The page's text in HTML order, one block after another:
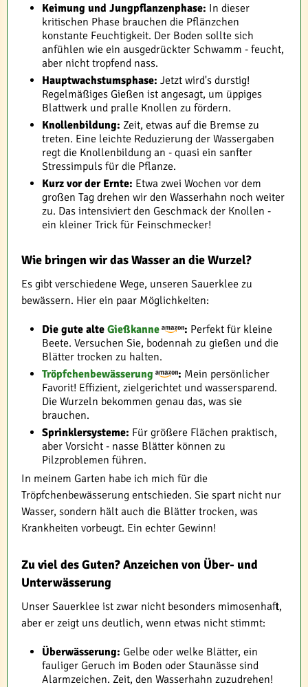
Keimung und Jungpflanzenphase: In dieser
kritischen Phase brauchen die Pflänzchen
konstante Feuchtigkeit. Der Boden sollte sich
anfühlen wie ein ausgedrückter Schwamm - feucht,
aber nicht tropfend nass.
Hauptwachstumsphase: Jetzt wird's durstig!
Regelmäßiges Gießen ist angesagt, um üppiges
Blattwerk und pralle Knollen zu fördern.
Knollenbildung: Zeit, etwas auf die Bremse zu
treten. Eine leichte Reduzierung der Wassergaben
regt die Knollenbildung an - quasi ein sanfter
Stressimpuls für die Pflanze.
Kurz vor der Ernte: Etwa zwei Wochen vor dem
großen Tag drehen wir den Wasserhahn noch weiter
zu. Das intensiviert den Geschmack der Knollen -
ein kleiner Trick für Feinschmecker!
Wie bringen wir das Wasser an die Wurzel?
Es gibt verschiedene Wege, unseren Sauerklee zu
bewässern. Hier ein paar Möglichkeiten:
Die gute alte Gießkanne : Perfekt für kleine
Beete. Versuchen Sie, bodennah zu gießen und die
Blätter trocken zu halten.
Tröpfchenbewässerung
: Mein persönlicher
Favorit! Effizient, zielgerichtet und wassersparend.
Die Wurzeln bekommen genau das, was sie
brauchen.
Sprinklersysteme: Für größere Flächen praktisch,
aber Vorsicht - nasse Blätter können zu
Pilzproblemen führen.
In meinem Garten habe ich mich für die
Tröpfchenbewässerung entschieden. Sie spart nicht nur
Wasser, sondern hält auch die Blätter trocken, was
Krankheiten vorbeugt. Ein echter Gewinn!
Zu viel des Guten? Anzeichen von Über- und
Unterwässerung
Unser Sauerklee ist zwar nicht besonders mimosenhaft,
aber er zeigt uns deutlich, wenn etwas nicht stimmt:
Überwässerung: Gelbe oder welke Blätter, ein
fauliger Geruch im Boden oder Staunässe sind
Alarmzeichen. Zeit, den Wasserhahn zuzudrehen!